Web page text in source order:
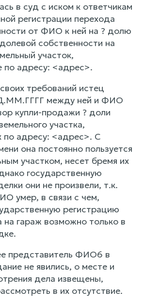
в суд с иском к ответчикам
регистрации перехода
от ФИО к ней на ? долю
собственности на
участок,
по адресу: <адрес>.
требований истец
между ней и ФИО
купли-продажи ? доли
участка,
по адресу: <адрес>. С
она постоянно пользуется
участком, несет бремя их
государственную
они не произвели, т.к.
умер, в связи с чем,
регистрацию
на гараж возможно только в
представитель ФИО6 в
не явились, о месте и
дела извещены,
в их отсутствие.